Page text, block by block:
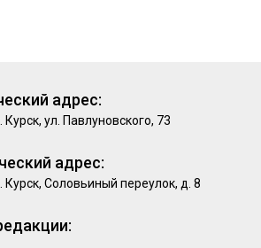
адрес:
Курск, ул. Павлуновского, 73
адрес:
Курск, Соловьиный переулок, д. 8